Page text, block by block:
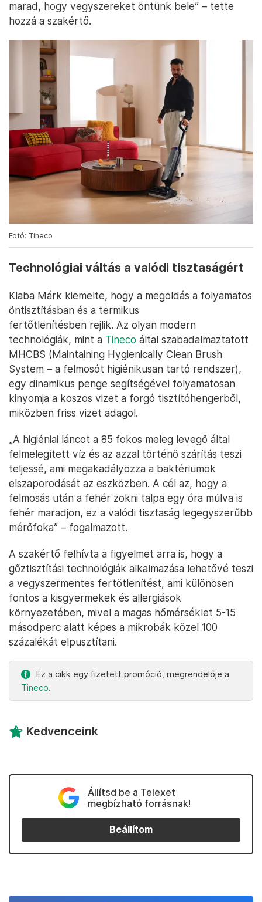
marad, hogy vegyszereket öntünk bele” – tette
hozzá a szakértő.
Fotó: Tineco
Technológiai váltás a valódi tisztaságért
Klaba Márk kiemelte, hogy a megoldás a folyamatos
öntisztításban és a termikus
fertőtlenítésben rejlik. Az olyan modern
technológiák, mint a Tineco által szabadalmaztatott
MHCBS (Maintaining Hygienically Clean Brush
System – a felmosót higiénikusan tartó rendszer),
egy dinamikus penge segítségével folyamatosan
kinyomja a koszos vizet a forgó tisztítóhengerből,
miközben friss vizet adagol.
„A higiéniai láncot a 85 fokos meleg levegő által
felmelegített víz és az azzal történő szárítás teszi
teljessé, ami megakadályozza a baktériumok
elszaporodását az eszközben. A cél az, hogy a
felmosás után a fehér zokni talpa egy óra múlva is
fehér maradjon, ez a valódi tisztaság legegyszerűbb
mérőfoka” – fogalmazott.
A szakértő felhívta a figyelmet arra is, hogy a
gőztisztítási technológiák alkalmazása lehetővé teszi
a vegyszermentes fertőtlenítést, ami különösen
fontos a kisgyermekek és allergiások
környezetében, mivel a magas hőmérséklet 5-15
másodperc alatt képes a mikrobák közel 100
százalékát elpusztítani.
Ez a cikk egy fizetett promóció, megrendelője a
Tineco.
Kedvenceink
Állítsd be a Telexet
megbízható forrásnak!
Beállítom